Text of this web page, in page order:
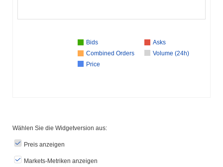
Bids
Asks
Combined Orders
Volume (24h)
Price
Wählen Sie die Widgetversion aus:
Preis anzeigen
Markets-Metriken anzeigen